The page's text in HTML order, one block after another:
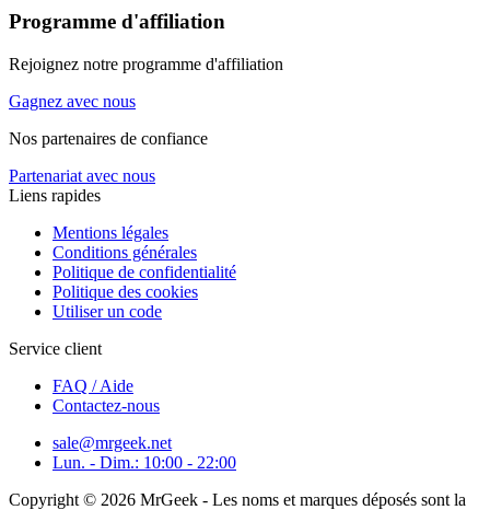
Programme d'affiliation
Rejoignez notre programme d'affiliation
Gagnez avec nous
Nos partenaires de confiance
Partenariat avec nous
Liens rapides
Mentions légales
Conditions générales
Politique de confidentialité
Politique des cookies
Utiliser un code
Service client
FAQ / Aide
Contactez-nous
sale@mrgeek.net
Lun. - Dim.: 10:00 - 22:00
Copyright © 2026 MrGeek - Les noms et marques déposés sont la